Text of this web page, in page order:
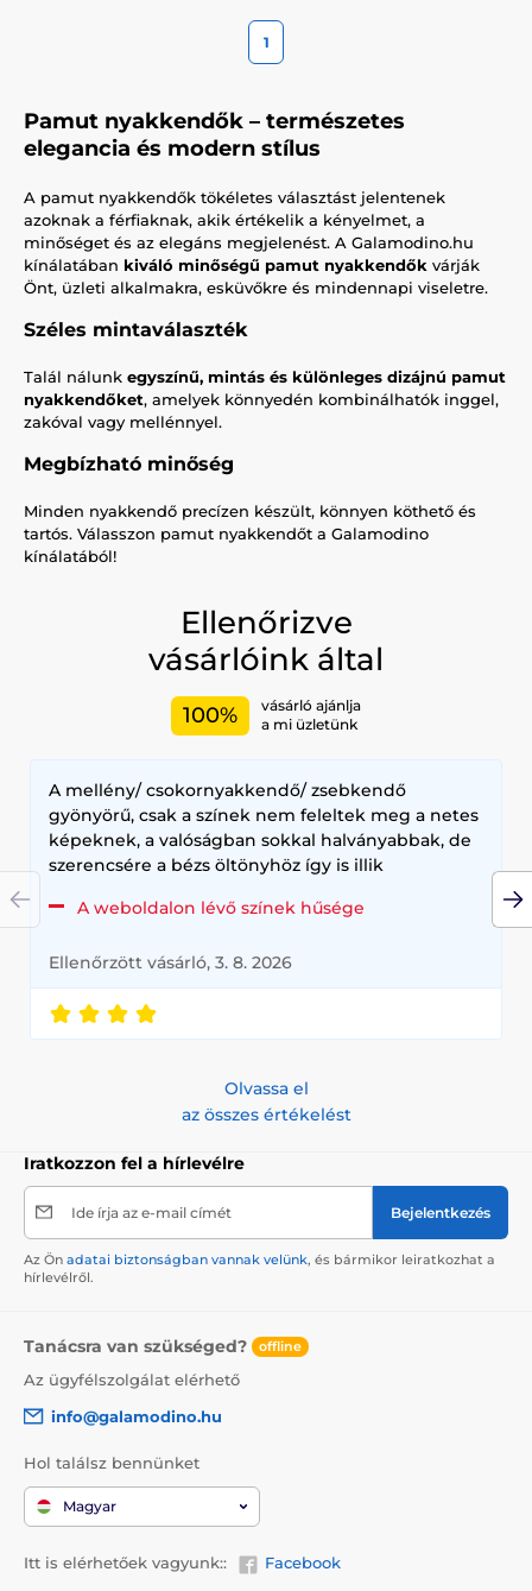
1
Pamut nyakkendők – természetes
elegancia és modern stílus
A pamut nyakkendők tökéletes választást jelentenek
azoknak a férfiaknak, akik értékelik a kényelmet, a
minőséget és az elegáns megjelenést. A Galamodino.hu
kínálatában kiváló minőségű pamut nyakkendők várják
Önt, üzleti alkalmakra, esküvőkre és mindennapi viseletre.
Széles mintaválaszték
Talál nálunk egyszínű, mintás és különleges dizájnú pamut
nyakkendőket, amelyek könnyedén kombinálhatók inggel,
zakóval vagy mellénnyel.
Megbízható minőség
Minden nyakkendő precízen készült, könnyen köthető és
tartós. Válasszon pamut nyakkendőt a Galamodino
kínálatából!
Ellenőrizve
vásárlóink által
100%
vásárló ajánlja
a mi üzletünk
A mellény/ csokornyakkendő/ zsebkendő
gyönyörű, csak a színek nem feleltek meg a netes
képeknek, a valóságban sokkal halványabbak, de
szerencsére a bézs öltönyhöz így is illik
A weboldalon lévő színek hűsége
Ellenőrzött vásárló, 3. 8. 2026
Olvassa el
az összes értékelést
Iratkozzon fel a hírlevélre
Ide írja az e-mail címét Bejelentkezés
Az Ön adatai biztonságban vannak velünk, és bármikor leiratkozhat a
hírlevélről.
Tanácsra van szükséged? offline
Az ügyfélszolgálat elérhető
info@galamodino.hu
Hol találsz bennünket
Magyar
Itt is elérhetőek vagyunk:: Facebook